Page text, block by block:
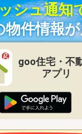
シュ通知
物件情報
goo住宅・不
アプリ